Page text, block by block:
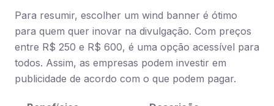
Para resumir, escolher um wind banner é ótimo
para quem quer inovar na divulgação. Com preços
entre R$ 250 e R$ 600, é uma opção acessível para
todos. Assim, as empresas podem investir em
publicidade de acordo com o que podem pagar.